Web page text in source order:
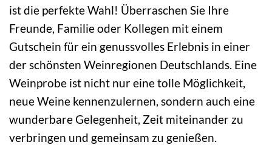
ist die perfekte Wahl! Überraschen Sie Ihre
Freunde, Familie oder Kollegen mit einem
Gutschein für ein genussvolles Erlebnis in einer
der schönsten Weinregionen Deutschlands. Eine
Weinprobe ist nicht nur eine tolle Möglichkeit,
neue Weine kennenzulernen, sondern auch eine
wunderbare Gelegenheit, Zeit miteinander zu
verbringen und gemeinsam zu genießen.